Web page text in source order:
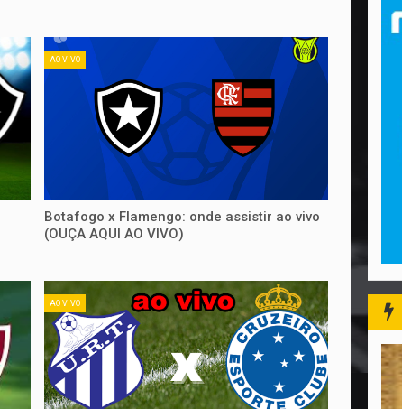
AO VIVO
Botafogo x Flamengo: onde assistir ao vivo
(OUÇA AQUI AO VIVO)
AO VIVO